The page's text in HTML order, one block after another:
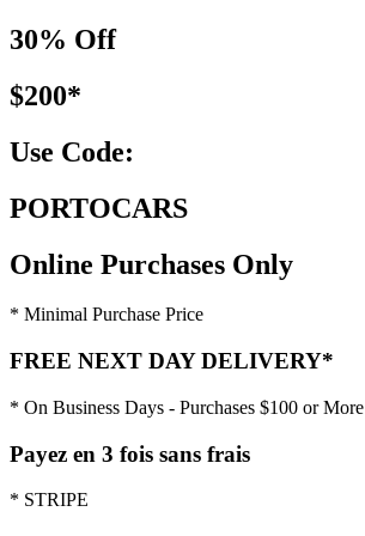
30% Off
$200*
Use Code:
PORTOCARS
Online Purchases Only
* Minimal Purchase Price
FREE NEXT DAY DELIVERY*
* On Business Days - Purchases $100 or More
Payez en 3 fois sans frais
* STRIPE